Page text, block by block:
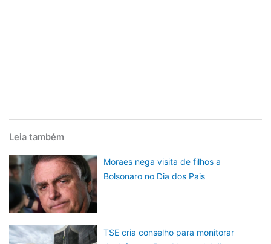
Leia também
Moraes nega visita de filhos a
Bolsonaro no Dia dos Pais
TSE cria conselho para monitorar